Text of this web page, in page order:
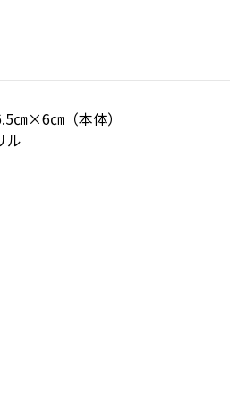
×6㎝（本体）